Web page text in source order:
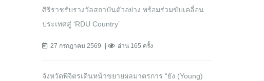
ศิริราชรับรางวัลสถาบันตัวอย่าง พร้อมร่วมขับเคลื่อน
ประเทศสู่ ‘RDU Country’
27 กรกฎาคม 2569 อ่าน 165 ครั้ง
จังหวัดพิจิตรเดินหน้าขยายผลมาตรการ “ยัง (Young)